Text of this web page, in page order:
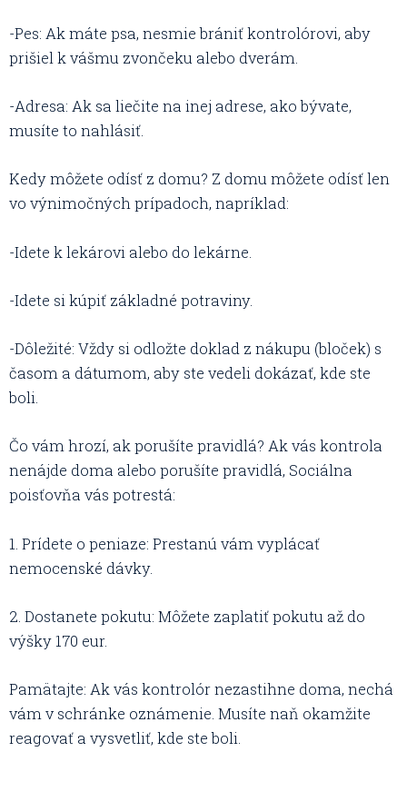
-Pes: Ak máte psa, nesmie brániť kontrolórovi, aby
prišiel k vášmu zvončeku alebo dverám.
-Adresa: Ak sa liečite na inej adrese, ako bývate,
musíte to nahlásiť.
Kedy môžete odísť z domu? Z domu môžete odísť len
vo výnimočných prípadoch, napríklad:
-Idete k lekárovi alebo do lekárne.
-Idete si kúpiť základné potraviny.
-Dôležité: Vždy si odložte doklad z nákupu (bloček) s
časom a dátumom, aby ste vedeli dokázať, kde ste
boli.
Čo vám hrozí, ak porušíte pravidlá? Ak vás kontrola
nenájde doma alebo porušíte pravidlá, Sociálna
poisťovňa vás potrestá:
1. Prídete o peniaze: Prestanú vám vyplácať
nemocenské dávky.
2. Dostanete pokutu: Môžete zaplatiť pokutu až do
výšky 170 eur.
Pamätajte: Ak vás kontrolór nezastihne doma, nechá
vám v schránke oznámenie. Musíte naň okamžite
reagovať a vysvetliť, kde ste boli.